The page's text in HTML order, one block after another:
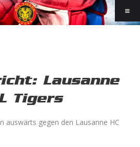
Lausanne
Tigers
auswärts gegen den Lausanne HC